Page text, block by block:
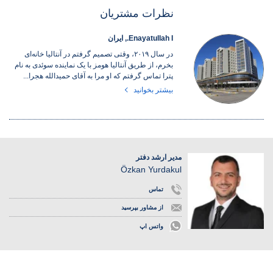
نظرات مشتریان
Enayatullah I., ایران
در سال ۲۰۱۹، وقتی تصمیم گرفتم در آنتالیا خانه‌ای
بخرم، از طریق آنتالیا هومز با یک نماینده سوئدی به نام
پترا تماس گرفتم که او مرا به آقای حمیدالله هجرا...
بیشتر بخوانید
مدیر ارشد دفتر
Özkan Yurdakul
تماس
از مشاور بپرسید
واتس اپ